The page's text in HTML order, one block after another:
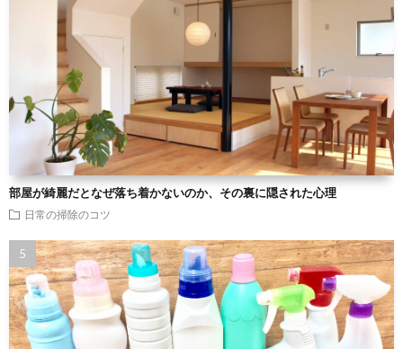
部屋が綺麗だとなぜ落ち着かないのか、その裏に隠された心理
日常の掃除のコツ